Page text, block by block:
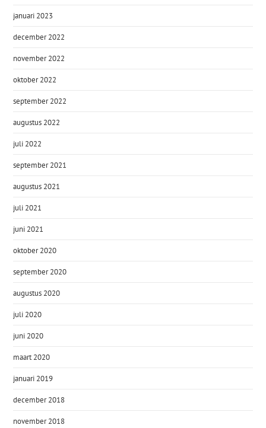
januari 2023
december 2022
november 2022
oktober 2022
september 2022
augustus 2022
juli 2022
september 2021
augustus 2021
juli 2021
juni 2021
oktober 2020
september 2020
augustus 2020
juli 2020
juni 2020
maart 2020
januari 2019
december 2018
november 2018